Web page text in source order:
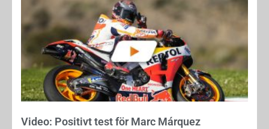
Video: Positivt test för Marc Márquez